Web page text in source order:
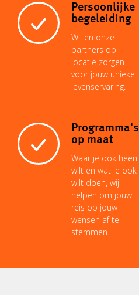
Persoonlijke
begeleiding
Wij en onze
partners op
locatie zorgen
voor jouw unieke
levenservaring.
Programma's
op maat
Waar je ook heen
wilt en wat je ook
wilt doen, wij
helpen om jouw
reis op jouw
wensen af te
stemmen.